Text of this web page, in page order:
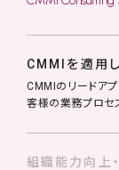
CMMIを適用
CMMIのリードア
客様の業務プロセ
組織能力向上